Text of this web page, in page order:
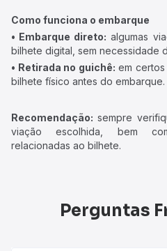
Como funciona o embarque
• Embarque direto: algumas
bilhete digital, sem necessidade
• Retirada no guichê: em
bilhete físico antes do embarque.
Recomendação: sempre
viação escolhida, bem
relacionadas ao bilhete.
Perguntas